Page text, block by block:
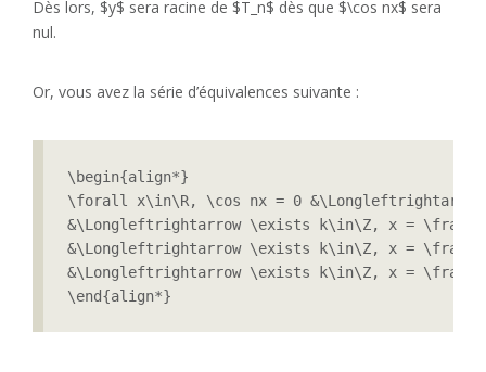
Dès lors, $y$ sera racine de $T_n$ dès que $\cos nx$ sera
nul.
Or, vous avez la série d’équivalences suivante :
\begin{align*}
\forall x\in\R, \cos nx = 0
&\Longleftrightarrow \exists k\in\Z, x =
&\Longleftrightarrow \exists k\in\Z, x =
&\Longleftrightarrow \exists k\in\Z, x =
\end{align*}